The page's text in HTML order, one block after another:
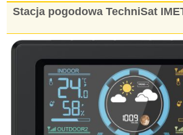
Stacja pogodowa TechniSat